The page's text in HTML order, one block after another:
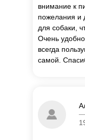
внимание к
пожелания и
для собаки,
Очень удобно,
всегда
самой.